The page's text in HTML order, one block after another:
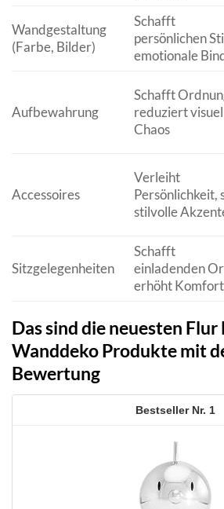
Wandgestaltung
(Farbe, Bilder)
Schafft
persönlichen
emotionale
Aufbewahrung
Schafft
reduziert
Chaos
Accessoires
Verleiht
Persönlichkeit,
stilvolle
Sitzgelegenheiten
Schafft
einladenden
erhöht Komfort
Das sind die neuesten Flur
Wanddeko Produkte mit
Bewertung
1